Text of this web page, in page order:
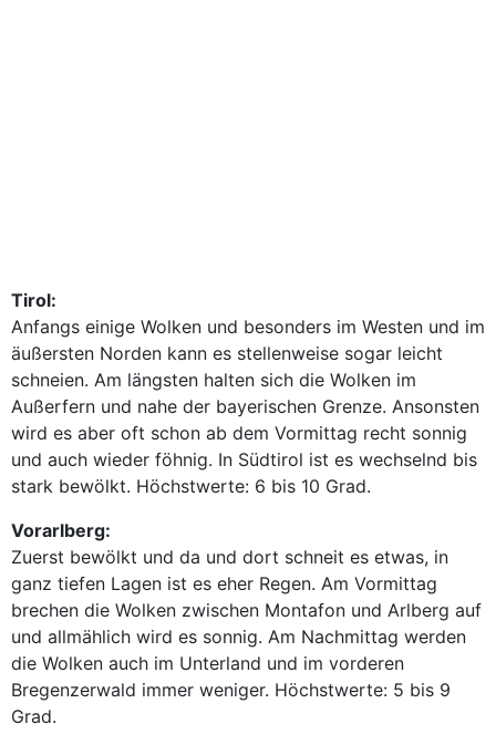
Tirol:
Anfangs einige Wolken und besonders im Westen und im
äußersten Norden kann es stellenweise sogar leicht
schneien. Am längsten halten sich die Wolken im
Außerfern und nahe der bayerischen Grenze. Ansonsten
wird es aber oft schon ab dem Vormittag recht sonnig
und auch wieder föhnig. In Südtirol ist es wechselnd bis
stark bewölkt. Höchstwerte: 6 bis 10 Grad.
Vorarlberg:
Zuerst bewölkt und da und dort schneit es etwas, in
ganz tiefen Lagen ist es eher Regen. Am Vormittag
brechen die Wolken zwischen Montafon und Arlberg auf
und allmählich wird es sonnig. Am Nachmittag werden
die Wolken auch im Unterland und im vorderen
Bregenzerwald immer weniger. Höchstwerte: 5 bis 9
Grad.